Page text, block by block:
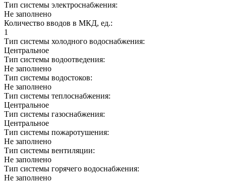
Тип системы электроснабжения:
Не заполнено
Количество вводов в МКД, ед.:
1
Тип системы холодного водоснабжения:
Центральное
Тип системы водоотведения:
Не заполнено
Тип системы водостоков:
Не заполнено
Тип системы теплоснабжения:
Центральное
Тип системы газоснабжения:
Центральное
Тип системы пожаротушения:
Не заполнено
Тип системы вентиляции:
Не заполнено
Тип системы горячего водоснабжения:
Не заполнено